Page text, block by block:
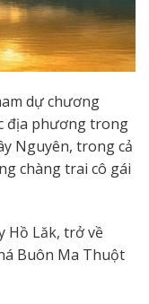
dự chương
địa phương trong
Nguyên, trong cả
chàng trai cô gái
Hồ Lăk, trở về
Buôn Ma Thuột